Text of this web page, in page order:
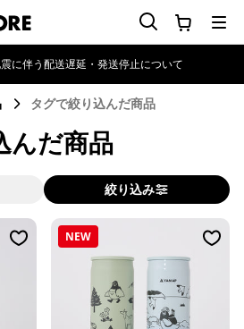
に伴う配送遅延・発送停止について
タグで絞り込んだ商品
んだ商品
絞り込み
NEW